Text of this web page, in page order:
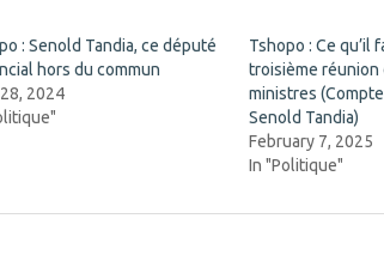
: Senold Tandia, ce député
hors du commun
2024
Tshopo : Ce qu’il
troisième réunion
ministres
Senold Tandia)
February 7, 2025
In "Politique"